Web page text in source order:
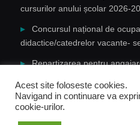
cursurilor anului școlar 2026-
Concursul național de
didactice/catedrelor vacante-
Repartizarea pentru
baza notelor/mediilor la
Acest site foloseste cookies.
Navigand in continuare va
cookie-urilor.